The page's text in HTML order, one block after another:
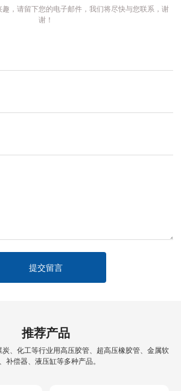
，请留下您的电子邮件，我们将尽快与您联系，谢
谢！
提交留言
推荐产品
、化工等行业用高压胶管、超高压橡胶管、金属软
补偿器、液压缸等多种产品。